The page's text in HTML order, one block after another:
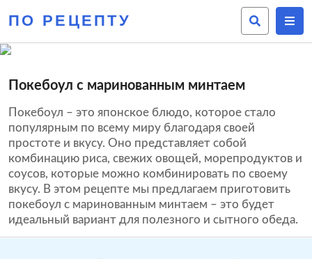
ПО РЕЦЕПТУ
Покебоул с маринованным минтаем
Покебоул – это японское блюдо, которое стало
популярным по всему миру благодаря своей
простоте и вкусу. Оно представляет собой
комбинацию риса, свежих овощей, морепродуктов и
соусов, которые можно комбинировать по своему
вкусу. В этом рецепте мы предлагаем приготовить
покебоул с маринованным минтаем – это будет
идеальный вариант для полезного и сытного обеда.